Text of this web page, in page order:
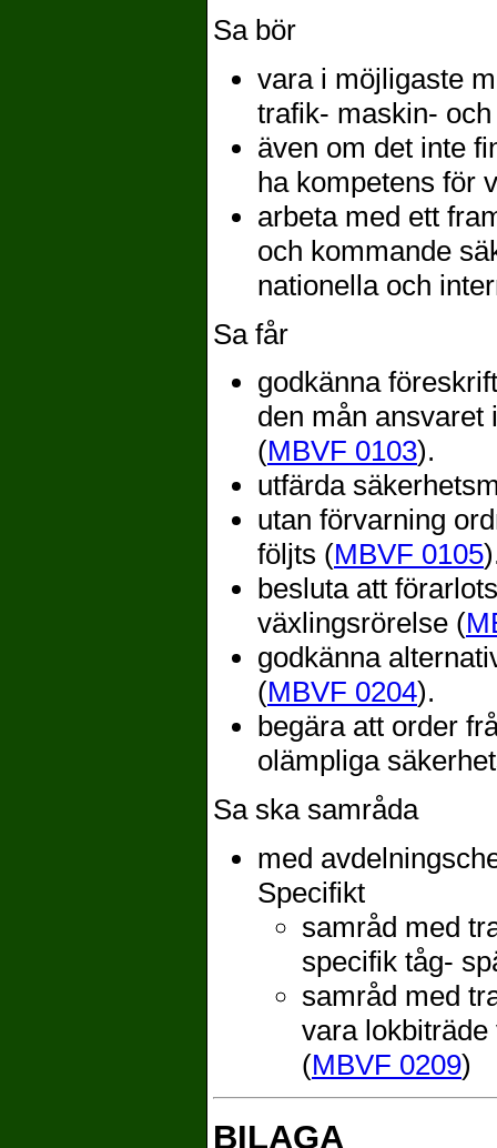
Sa bör
vara i möjligaste
trafik- maskin-
även om det inte
ha kompetens för
arbeta med ett
och kommande
nationella och
Sa får
godkänna
den mån ansvaret
(MBVF 0103).
utfärda
utan förvarning
följts (MBVF 0105
besluta att
växlingsrörelse (
godkänna
(MBVF 0204).
begära att order
olämpliga
Sa ska samråda
med
Specifikt
samråd med
specifik tåg-
samråd med
vara
(MBVF 0209)
BILAGA